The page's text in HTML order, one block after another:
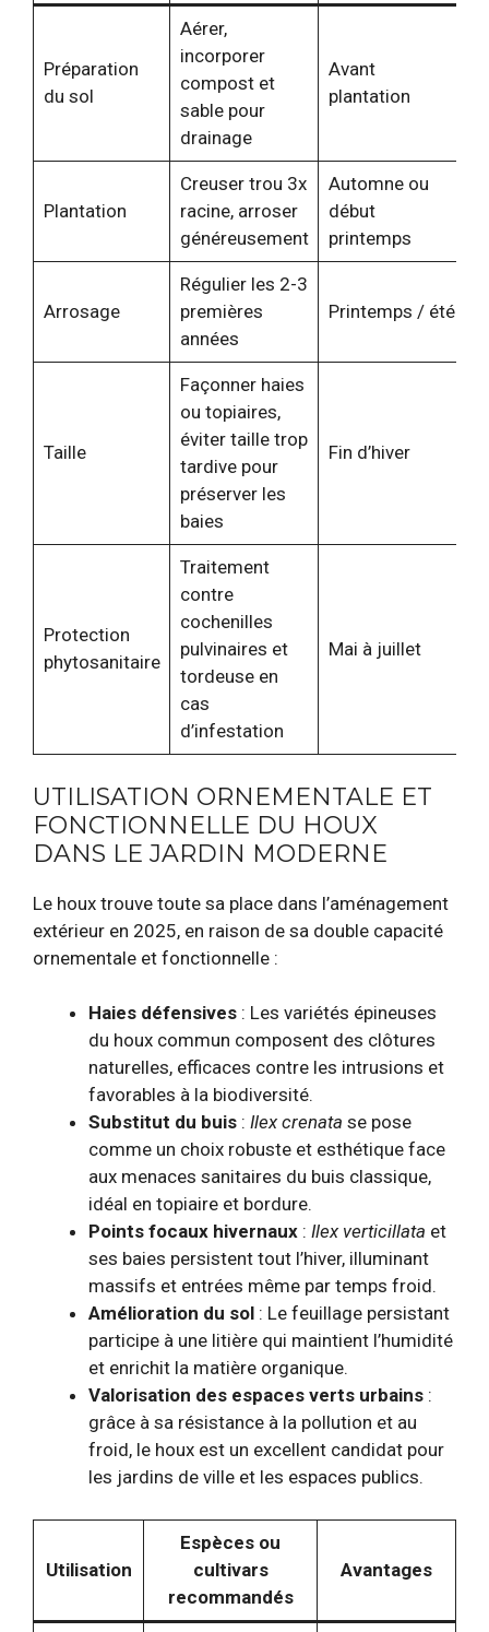
Préparation
du sol
Aérer,
incorporer
compost et
sable pour
drainage
Avant
plantation
Plantation
Creuser trou 3x
racine, arroser
généreusement
Automne ou
début
printemps
Arrosage
Régulier les 2-3
premières
années
Printemps / été
Taille
Façonner haies
ou topiaires,
éviter taille trop
tardive pour
préserver les
baies
Fin d’hiver
Protection
phytosanitaire
Traitement
contre
cochenilles
pulvinaires et
tordeuse en
cas
d’infestation
Mai à juillet
UTILISATION ORNEMENTALE ET
FONCTIONNELLE DU HOUX
DANS LE JARDIN MODERNE
Le houx trouve toute sa place dans l’aménagement
extérieur en 2025, en raison de sa double capacité
ornementale et fonctionnelle :
Haies défensives : Les variétés épineuses
du houx commun composent des clôtures
naturelles, efficaces contre les intrusions et
favorables à la biodiversité.
Substitut du buis : Ilex crenata se pose
comme un choix robuste et esthétique face
aux menaces sanitaires du buis classique,
idéal en topiaire et bordure.
Points focaux hivernaux : Ilex verticillata et
ses baies persistent tout l’hiver, illuminant
massifs et entrées même par temps froid.
Amélioration du sol : Le feuillage persistant
participe à une litière qui maintient l’humidité
et enrichit la matière organique.
Valorisation des espaces verts urbains :
grâce à sa résistance à la pollution et au
froid, le houx est un excellent candidat pour
les jardins de ville et les espaces publics.
Utilisation
Espèces ou
cultivars
recommandés
Avantages